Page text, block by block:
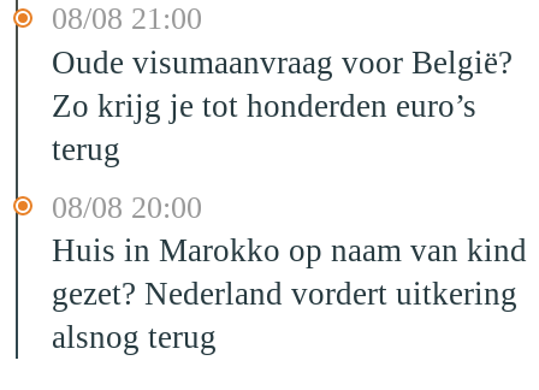
08/08 21:00
Oude visumaanvraag voor België?
Zo krijg je tot honderden euro’s
terug
08/08 20:00
Huis in Marokko op naam van kind
gezet? Nederland vordert uitkering
alsnog terug